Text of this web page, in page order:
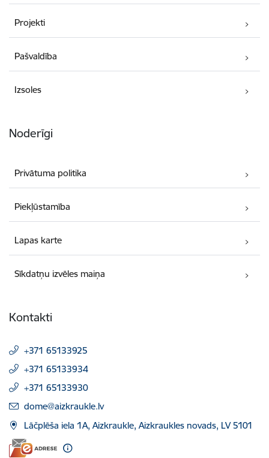
Projekti
Pašvaldība
Izsoles
Noderīgi
Privātuma politika
Piekļūstamība
Lapas karte
Sīkdatņu izvēles maiņa
Kontakti
+371 65133925
+371 65133934
+371 65133930
E-pasts:
dome@aizkraukle.lv
Lāčplēša iela 1A, Aizkraukle, Aizkraukles novads, LV 5101